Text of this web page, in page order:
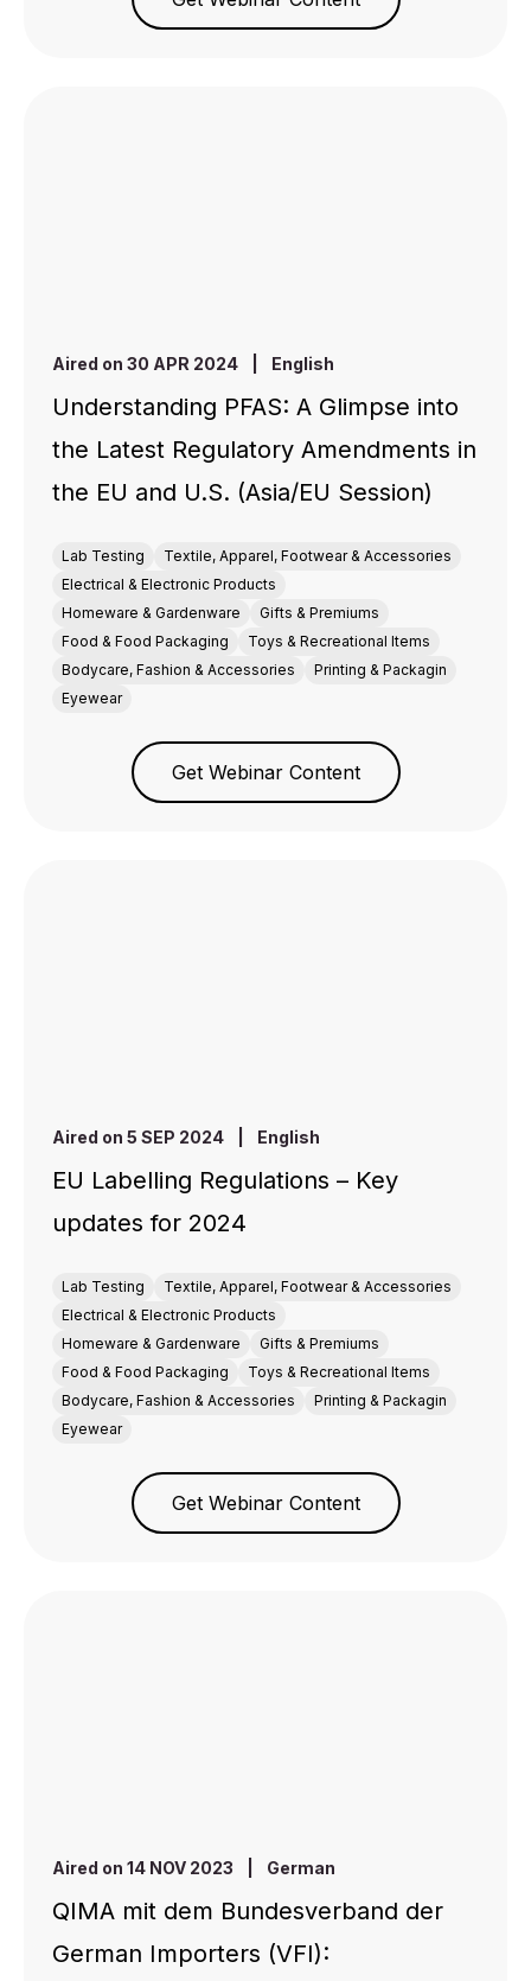
Aired on 30 APR 2024 English
Understanding PFAS: A Glimpse into
the Latest Regulatory Amendments in
the EU and U.S. (Asia/EU Session)
Lab Testing
Textile, Apparel, Footwear & Accessories
Electrical & Electronic Products
Homeware & Gardenware
Gifts & Premiums
Food & Food Packaging
Toys & Recreational Items
Bodycare, Fashion & Accessories
Printing & Packagin
Eyewear
Get Webinar Content
Aired on 5 SEP 2024 English
EU Labelling Regulations – Key
updates for 2024
Lab Testing
Textile, Apparel, Footwear & Accessories
Electrical & Electronic Products
Homeware & Gardenware
Gifts & Premiums
Food & Food Packaging
Toys & Recreational Items
Bodycare, Fashion & Accessories
Printing & Packagin
Eyewear
Get Webinar Content
Aired on 14 NOV 2023 German
QIMA mit dem Bundesverband der
German Importers (VFI):